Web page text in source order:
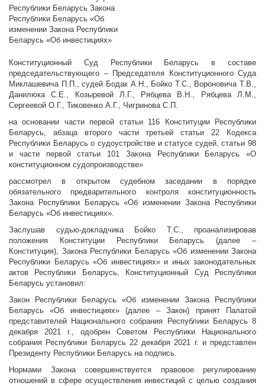
Республики Беларусь Закона
Республики Беларусь «Об
изменении Закона Республики
Беларусь «Об инвестициях»
Конституционный Суд Республики Беларусь в составе
председательствующего – Председателя Конституционного Суда
Миклашевича П.П., судей Бодак А.Н., Бойко Т.С., Вороновича Т.В.,
Данилюка С.Е., Козыревой Л.Г., Рябцева В.Н., Рябцева Л.М.,
Сергеевой О.Г., Тиковенко А.Г., Чигринова С.П.
на основании части первой статьи 116 Конституции Республики
Беларусь, абзаца второго части третьей статьи 22 Кодекса
Республики Беларусь о судоустройстве и статусе судей, статьи 98
и части первой статьи 101 Закона Республики Беларусь «О
конституционном судопроизводстве»
рассмотрел в открытом судебном заседании в порядке
обязательного предварительного контроля конституционность
Закона Республики Беларусь «Об изменении Закона Республики
Беларусь «Об инвестициях».
Заслушав судью-докладчика Бойко Т.С., проанализировав
положения Конституции Республики Беларусь (далее –
Конституция), Закона Республики Беларусь «Об изменении Закона
Республики Беларусь «Об инвестициях» и иных законодательных
актов Республики Беларусь, Конституционный Суд Республики
Беларусь установил:
Закон Республики Беларусь «Об изменении Закона Республики
Беларусь «Об инвестициях» (далее – Закон) принят Палатой
представителей Национального собрания Республики Беларусь 8
декабря 2021 г., одобрен Советом Республики Национального
собрания Республики Беларусь 22 декабря 2021 г. и представлен
Президенту Республики Беларусь на подпись.
Нормами Закона совершенствуется правовое регулирование
отношений в сфере осуществления инвестиций с целью создания